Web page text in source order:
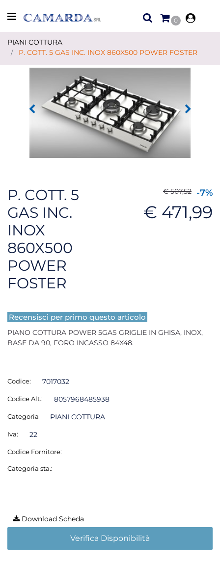
Open menu
0
PIANI COTTURA
P. COTT. 5 GAS INC. INOX 860X500 POWER FOSTER
P. COTT. 5
GAS INC.
INOX
860X500
POWER
FOSTER
€ 507,52 -7%
€ 471,99
Recensisci per primo questo articolo
PIANO COTTURA POWER 5GAS GRIGLIE IN GHISA, INOX,
BASE DA 90, FORO INCASSO 84X48.
Codice: 7017032
Codice Alt.: 8057968485938
Categoria PIANI COTTURA
Iva: 22
Codice Fornitore:
Categoria sta.:
Download Scheda
Verifica Disponibilità